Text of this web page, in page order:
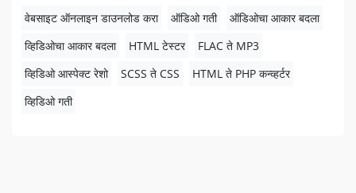
वेबसाइट ऑनलाइन डाउनलोड करा ऑडिओ गती
ऑडिओचा आकार बदला
व्हिडिओचा आकार बदला
HTML टेस्टर
FLAC ते MP3
व्हिडिओ आस्पेक्ट रेशो
SCSS ते CSS
HTML ते PHP कन्व्हर्टर
व्हिडिओ गती